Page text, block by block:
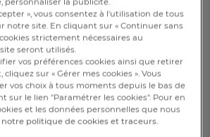
DE
AT
CH
+ taie d'oreiller
», vous consentez à l'utilisation de tous
notre site. En cliquant sur « Continuer sans
strictement nécessaires au
seront utilisés.
vos préférences cookies ainsi que retirer
sur « Gérer mes cookies ». Vous
vos choix à tous moments depuis le bas de
sur le lien "Paramétrer les cookies". Pour en
et les données personnelles que nous
politique de cookies et traceurs.